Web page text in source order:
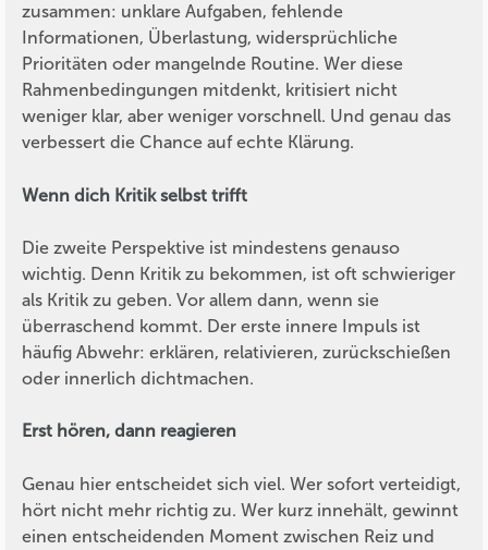
zusammen: unklare Aufgaben, fehlende
Informationen, Überlastung, widersprüchliche
Prioritäten oder mangelnde Routine. Wer diese
Rahmenbedingungen mitdenkt, kritisiert nicht
weniger klar, aber weniger vorschnell. Und genau das
verbessert die Chance auf echte Klärung.
Wenn dich Kritik selbst trifft
Die zweite Perspektive ist mindestens genauso
wichtig. Denn Kritik zu bekommen, ist oft schwieriger
als Kritik zu geben. Vor allem dann, wenn sie
überraschend kommt. Der erste innere Impuls ist
häufig Abwehr: erklären, relativieren, zurückschießen
oder innerlich dichtmachen.
Erst hören, dann reagieren
Genau hier entscheidet sich viel. Wer sofort verteidigt,
hört nicht mehr richtig zu. Wer kurz innehält, gewinnt
einen entscheidenden Moment zwischen Reiz und